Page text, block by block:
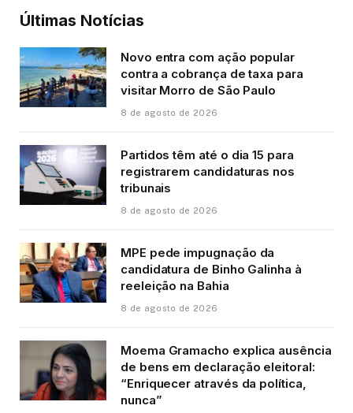
Últimas Notícias
Novo entra com ação popular
contra a cobrança de taxa para
visitar Morro de São Paulo
8 de agosto de 2026
Partidos têm até o dia 15 para
registrarem candidaturas nos
tribunais
8 de agosto de 2026
MPE pede impugnação da
candidatura de Binho Galinha à
reeleição na Bahia
8 de agosto de 2026
Moema Gramacho explica ausência
de bens em declaração eleitoral:
“Enriquecer através da política,
nunca”